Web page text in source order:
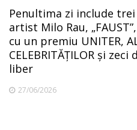
Penultima zi include
artist Milo Rau,
cu un premiu UNITER,
CELEBRITĂȚILOR și
liber
27/06/2026